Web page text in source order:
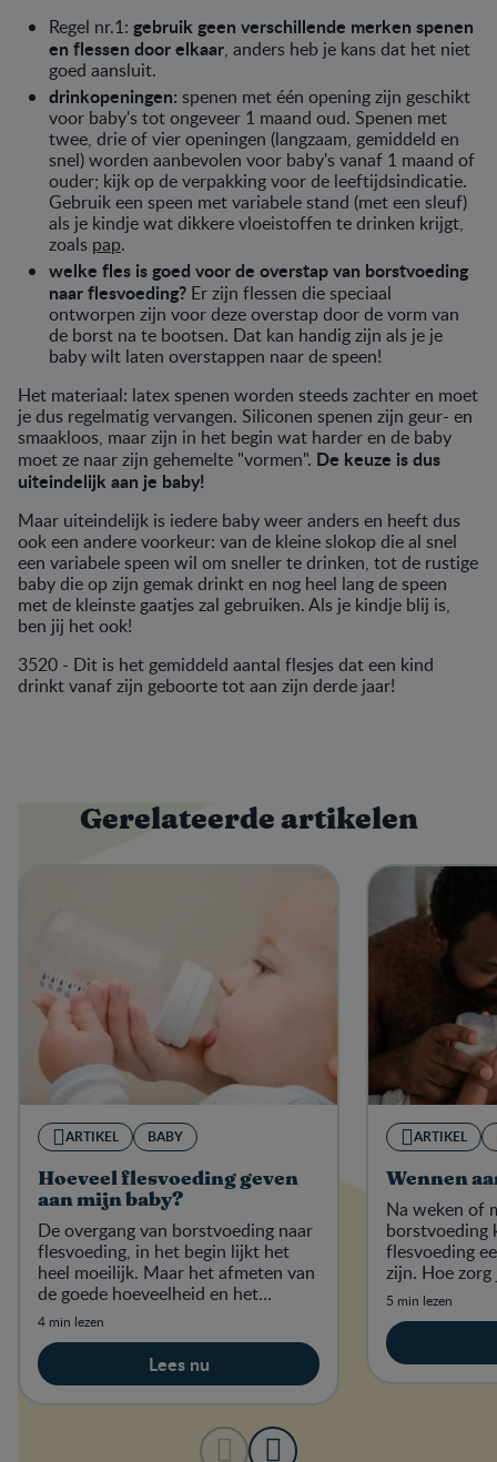
Regel nr.1: gebruik geen verschillende merken spenen
en flessen door elkaar, anders heb je kans dat het niet
goed aansluit.
drinkopeningen: spenen met één opening zijn geschikt
voor baby's tot ongeveer 1 maand oud. Spenen met
twee, drie of vier openingen (langzaam, gemiddeld en
snel) worden aanbevolen voor baby's vanaf 1 maand of
ouder; kijk op de verpakking voor de leeftijdsindicatie.
Gebruik een speen met variabele stand (met een sleuf)
als je kindje wat dikkere vloeistoffen te drinken krijgt,
zoals pap.
welke fles is goed voor de overstap van borstvoeding
naar flesvoeding? Er zijn flessen die speciaal
ontworpen zijn voor deze overstap door de vorm van
de borst na te bootsen. Dat kan handig zijn als je je
baby wilt laten overstappen naar de speen!
Het materiaal: latex spenen worden steeds zachter en moet
je dus regelmatig vervangen. Siliconen spenen zijn geur- en
smaakloos, maar zijn in het begin wat harder en de baby
moet ze naar zijn gehemelte "vormen". De keuze is dus
uiteindelijk aan je baby!
Maar uiteindelijk is iedere baby weer anders en heeft dus
ook een andere voorkeur: van de kleine slokop die al snel
een variabele speen wil om sneller te drinken, tot de rustige
baby die op zijn gemak drinkt en nog heel lang de speen
met de kleinste gaatjes zal gebruiken. Als je kindje blij is,
ben jij het ook!
3520 - Dit is het gemiddeld aantal flesjes dat een kind
drinkt vanaf zijn geboorte tot aan zijn derde jaar!
Gerelateerde artikelen
ARTIKEL BABY
Hoeveel flesvoeding geven
aan mijn baby?
De overgang van borstvoeding naar
flesvoeding, in het begin lijkt het
heel moeilijk. Maar het afmeten van
de goede hoeveelheid en het
opwarmen tot de juiste
4 min lezen
Lees nu
ARTIKEL
Wennen
Na weken of
borstvoeding
flesvoeding
zijn. Hoe
overstap
5 min lezen